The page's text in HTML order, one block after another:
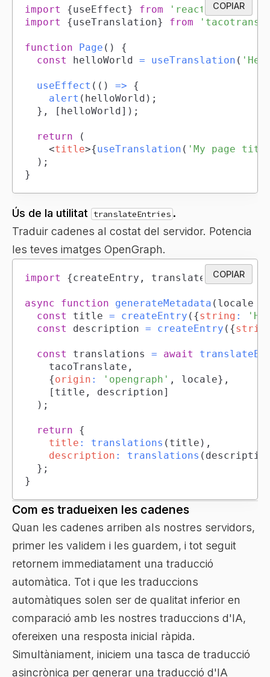
COPIAR
import {useEffect} from 'react'
;
import
{useTranslation} from
function Page ( )
{
const
helloWorld = useTranslation (
useEffect ( ( ) =>
{
alert ( helloWorld ) ;
} , [ helloWorld] ) ;
return
(
<title>{useTranslation ( 'My page
) ;
}
Ús de la utilitat translateEntries .
Traduir cadenes al costat del servidor. Potencia
les teves imatges OpenGraph.
COPIAR
import {createEntry , translateEntries
async function generateMetadata ( locale
const
title = createEntry ( {string :
const
description = createEntry ( {
const translations = await
		tacoTranslate
,
{origin : 'opengraph' , locale} ,
[ title , description]
) ;
return
{
title : translations ( title ) ,
description : translations (
} ;
}
Com es tradueixen les cadenes
Quan les cadenes arriben als nostres servidors,
primer les validem i les guardem, i tot seguit
retornem immediatament una traducció
automàtica. Tot i que les traduccions
automàtiques solen ser de qualitat inferior en
comparació amb les nostres traduccions d'IA,
ofereixen una resposta inicial ràpida.
Simultàniament, iniciem una tasca de traducció
asincrònica per generar una traducció d'IA